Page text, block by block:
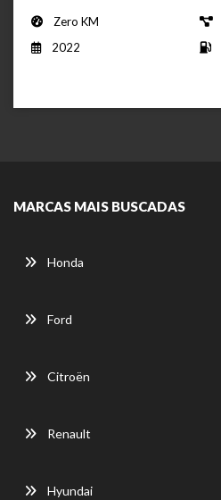
Zero KM
2022
MARCAS MAIS BUSCADAS
Honda
Ford
Citroën
Renault
Hyundai